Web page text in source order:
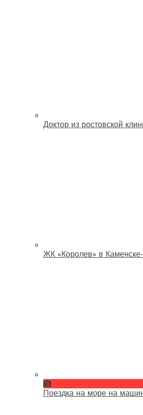
Доктор из ростовской
ЖК «Королев» в
Поездка на море на